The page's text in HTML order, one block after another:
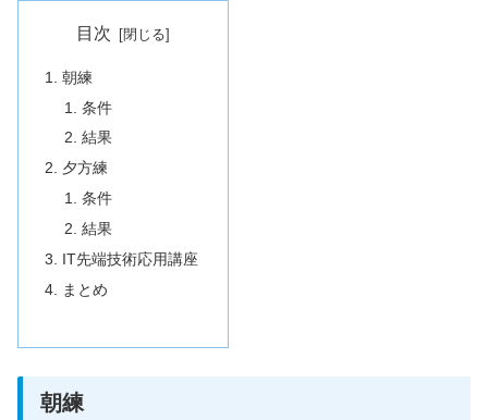
目次
朝練
条件
結果
夕方練
条件
結果
IT先端技術応用講座
まとめ
朝練